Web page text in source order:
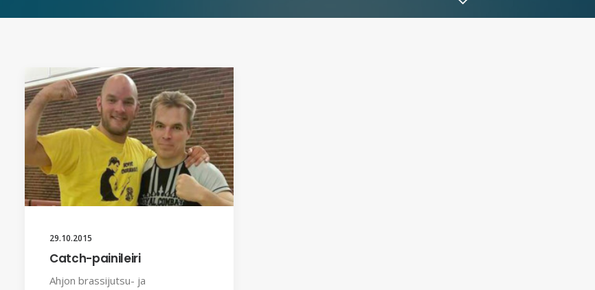
29.10.2015
Catch-painileiri
Ahjon brassijutsu- ja